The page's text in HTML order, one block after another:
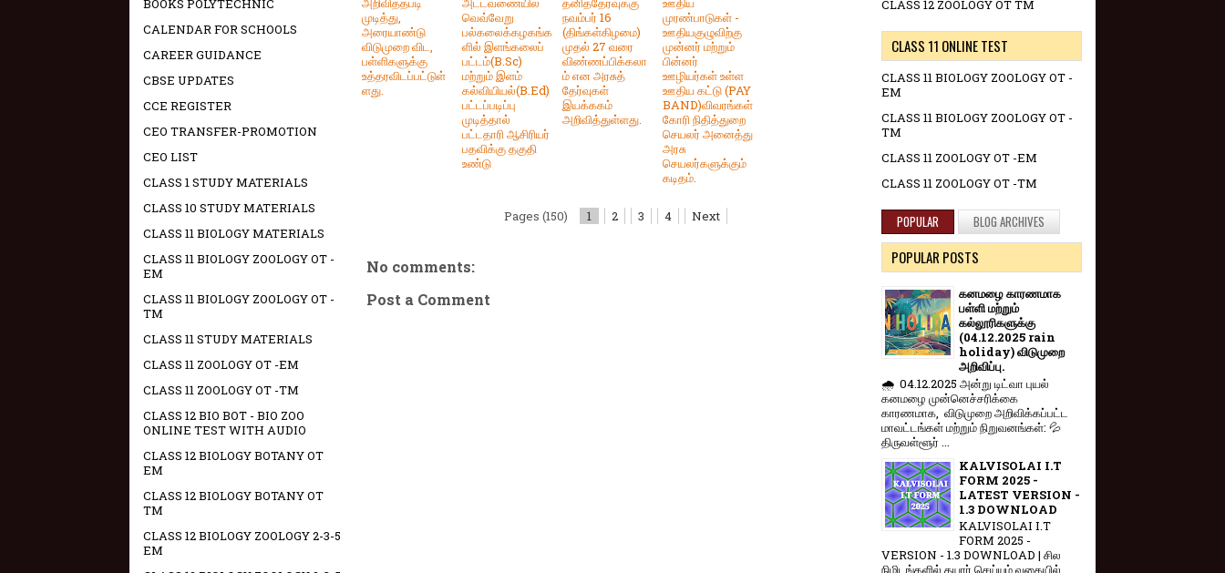
முடித்து,
அரையாண்டு
விடுமுறை விட,
பள்ளிகளுக்கு
உத்தரவிடப்பட்டுள்
ளது.
வெவ்வேறு
பல்கலைக்கழகங்க
ளில் இளங்கலைப்
பட்டம்(B.Sc)
மற்றும் இளம்
கல்வியியல்(B.Ed)
பட்டப்படிப்பு
முடித்தால்
பட்டதாரி ஆசிரியர்
பதவிக்கு தகுதி
உண்டு
நவம்பர் 16
(திங்கள்கிழமை)
முதல் 27 வரை
விண்ணப்பிக்கலா
ம் என அரசுத்
தேர்வுகள்
இயக்ககம்
அறிவித்துள்ளது.
முரண்பாடுகள் -
ஊதியகுழுவிற்கு
முன்னர் மற்றும்
பின்னர்
ஊழியர்கள் உள்ள
ஊதிய கட்டு (PAY
BAND)விவரங்கள்
கோரி நிதித்துறை
செயலர் அனைத்து
அரசு
செயலர்களுக்கும்
கடிதம்.
Pages (150) 1 2 3 4 Next
No comments:
Post a Comment
BOOKS POLYTECHNIC
CALENDAR FOR SCHOOLS
CAREER GUIDANCE
CBSE UPDATES
CCE REGISTER
CEO TRANSFER-PROMOTION
CEO LIST
CLASS 1 STUDY MATERIALS
CLASS 10 STUDY MATERIALS
CLASS 11 BIOLOGY MATERIALS
CLASS 11 BIOLOGY ZOOLOGY OT -
EM
CLASS 11 BIOLOGY ZOOLOGY OT -
TM
CLASS 11 STUDY MATERIALS
CLASS 11 ZOOLOGY OT -EM
CLASS 11 ZOOLOGY OT -TM
CLASS 12 BIO BOT - BIO ZOO
ONLINE TEST WITH AUDIO
CLASS 12 BIOLOGY BOTANY OT
EM
CLASS 12 BIOLOGY BOTANY OT
TM
CLASS 12 BIOLOGY ZOOLOGY 2-3-5
EM
CLASS 12 ZOOLOGY OT TM
CLASS 11 ONLINE TEST
CLASS 11 BIOLOGY ZOOLOGY OT -
EM
CLASS 11 BIOLOGY ZOOLOGY OT -
TM
CLASS 11 ZOOLOGY OT -EM
CLASS 11 ZOOLOGY OT -TM
POPULAR BLOG ARCHIVES
POPULAR POSTS
கனமழை காரணமாக
பள்ளி மற்றும்
கல்லூரிகளுக்கு
(04.12.2025 rain
holiday) விடுமுறை
அறிவிப்பு.
🌧️ 04.12.2025 அன்று டிட்வா புயல்
கனமழை முன்னெச்சரிக்கை
காரணமாக, விடுமுறை அறிவிக்கப்பட்ட
மாவட்டங்கள் மற்றும் நிறுவனங்கள்: 💦
திருவள்ளூர் ...
KALVISOLAI I.T
FORM 2025 -
LATEST VERSION -
1.3 DOWNLOAD
KALVISOLAI I.T
FORM 2025 -
VERSION - 1.3 DOWNLOAD | சில
நிமிடங்களில் தயார் செய்யும் வகையில்